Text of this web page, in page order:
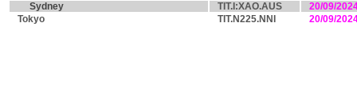
Sydney
TIT.I:XAO.AUS
20/09/
Tokyo
TIT.N225.NNI 20/09/